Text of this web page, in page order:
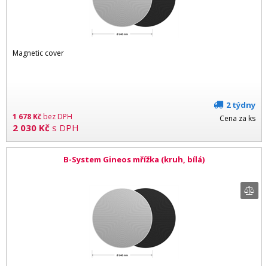
Magnetic cover
1 678 Kčbez DPH
2 030 Kč s DPH
2 týdny
Cena za ks
B-System Gineos mřížka (kruh, bílá)